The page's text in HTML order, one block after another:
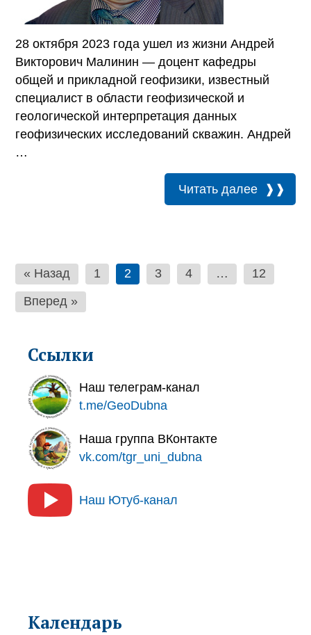
28 октября 2023 года ушел из жизни Андрей
Викторович Малинин — доцент кафедры
общей и прикладной геофизики, известный
специалист в области геофизической и
геологической интерпретация данных
геофизических исследований скважин. Андрей
…
Читать далее
Пагинация
записей
« Назад 1 2 3 4 …
12
Вперед »
Ссылки
Наш телеграм-канал
t.me/GeoDubna
Наша группа ВКонтакте
vk.com/tgr_uni_dubna
Наш Ютуб-канал
Календарь